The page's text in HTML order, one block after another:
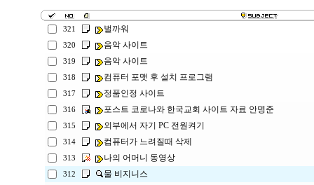
321 벌까워
320 음악 사이트
319 음악 사이트
318 컴퓨터 포맷 후 설치 프로그램
317 정품인정 사이트
316 포스트 코로나와 한국교회 사이트 자료 안명준
315 외부에서 자기 PC 전원켜기
314 컴퓨터가 느려질때 삭제
313 나의 어머니 동영상
312 물 비지니스